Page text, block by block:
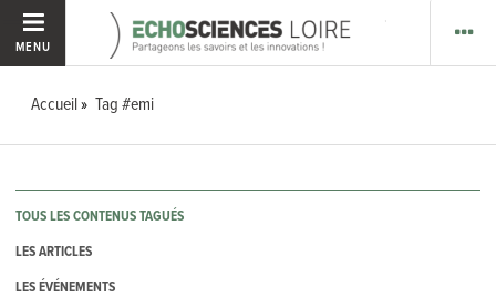
MENU
Accueil Tag #emi
TOUS LES CONTENUS TAGUÉS
LES ARTICLES
LES ÉVÉNEMENTS